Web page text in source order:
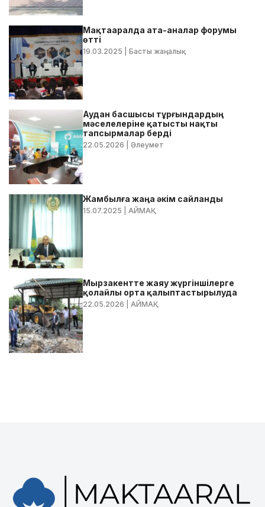
Мақтааралда ата-аналар форумы
өтті
19.03.2025 | Басты жаңалық
Аудан басшысы тұрғындардың
мәселелеріне қатысты нақты
тапсырмалар берді
22.05.2026 | Әлеумет
Жамбылға жаңа әкім сайланды
15.07.2025 | АЙМАҚ
Мырзакентте жаяу жүргіншілерге
қолайлы орта қалыптастырылуда
22.05.2026 | АЙМАҚ